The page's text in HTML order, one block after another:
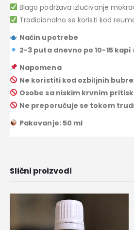
Blago podržava izlučivanje
Tradicionalno se koristi kod
Način upotrebe
2-3 puta dnevno po 10-15 kapi
Napomena
Ne koristiti kod ozbiljnih
Osobe sa niskim krvnim
Ne preporučuje se tokom
Pakovanje: 50 ml
Slični proizvodi